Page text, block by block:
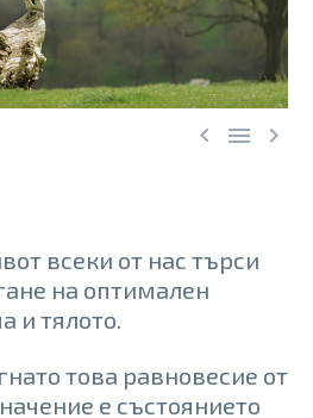
  
всеки от нас търси
на оптимален
и тялото.
това равновесие от
е състоянието